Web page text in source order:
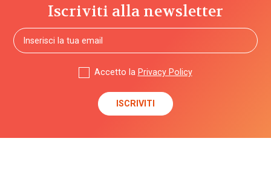
Iscriviti alla newsletter
Accetto la Privacy Policy